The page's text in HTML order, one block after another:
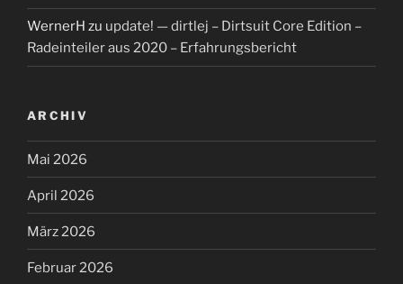
WernerH zu update! — dirtlej – Dirtsuit Core Edition –
Radeinteiler aus 2020 – Erfahrungsbericht
ARCHIV
Mai 2026
April 2026
März 2026
Februar 2026